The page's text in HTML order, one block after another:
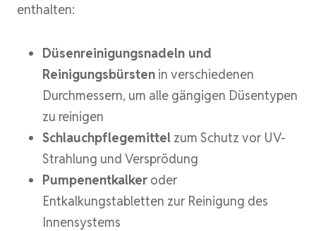
enthalten:
Düsenreinigungsnadeln und
Reinigungsbürsten in verschiedenen
Durchmessern, um alle gängigen Düsentypen
zu reinigen
Schlauchpflegemittel zum Schutz vor UV-
Strahlung und Versprödung
Pumpenentkalker oder
Entkalkungstabletten zur Reinigung des
Innensystems